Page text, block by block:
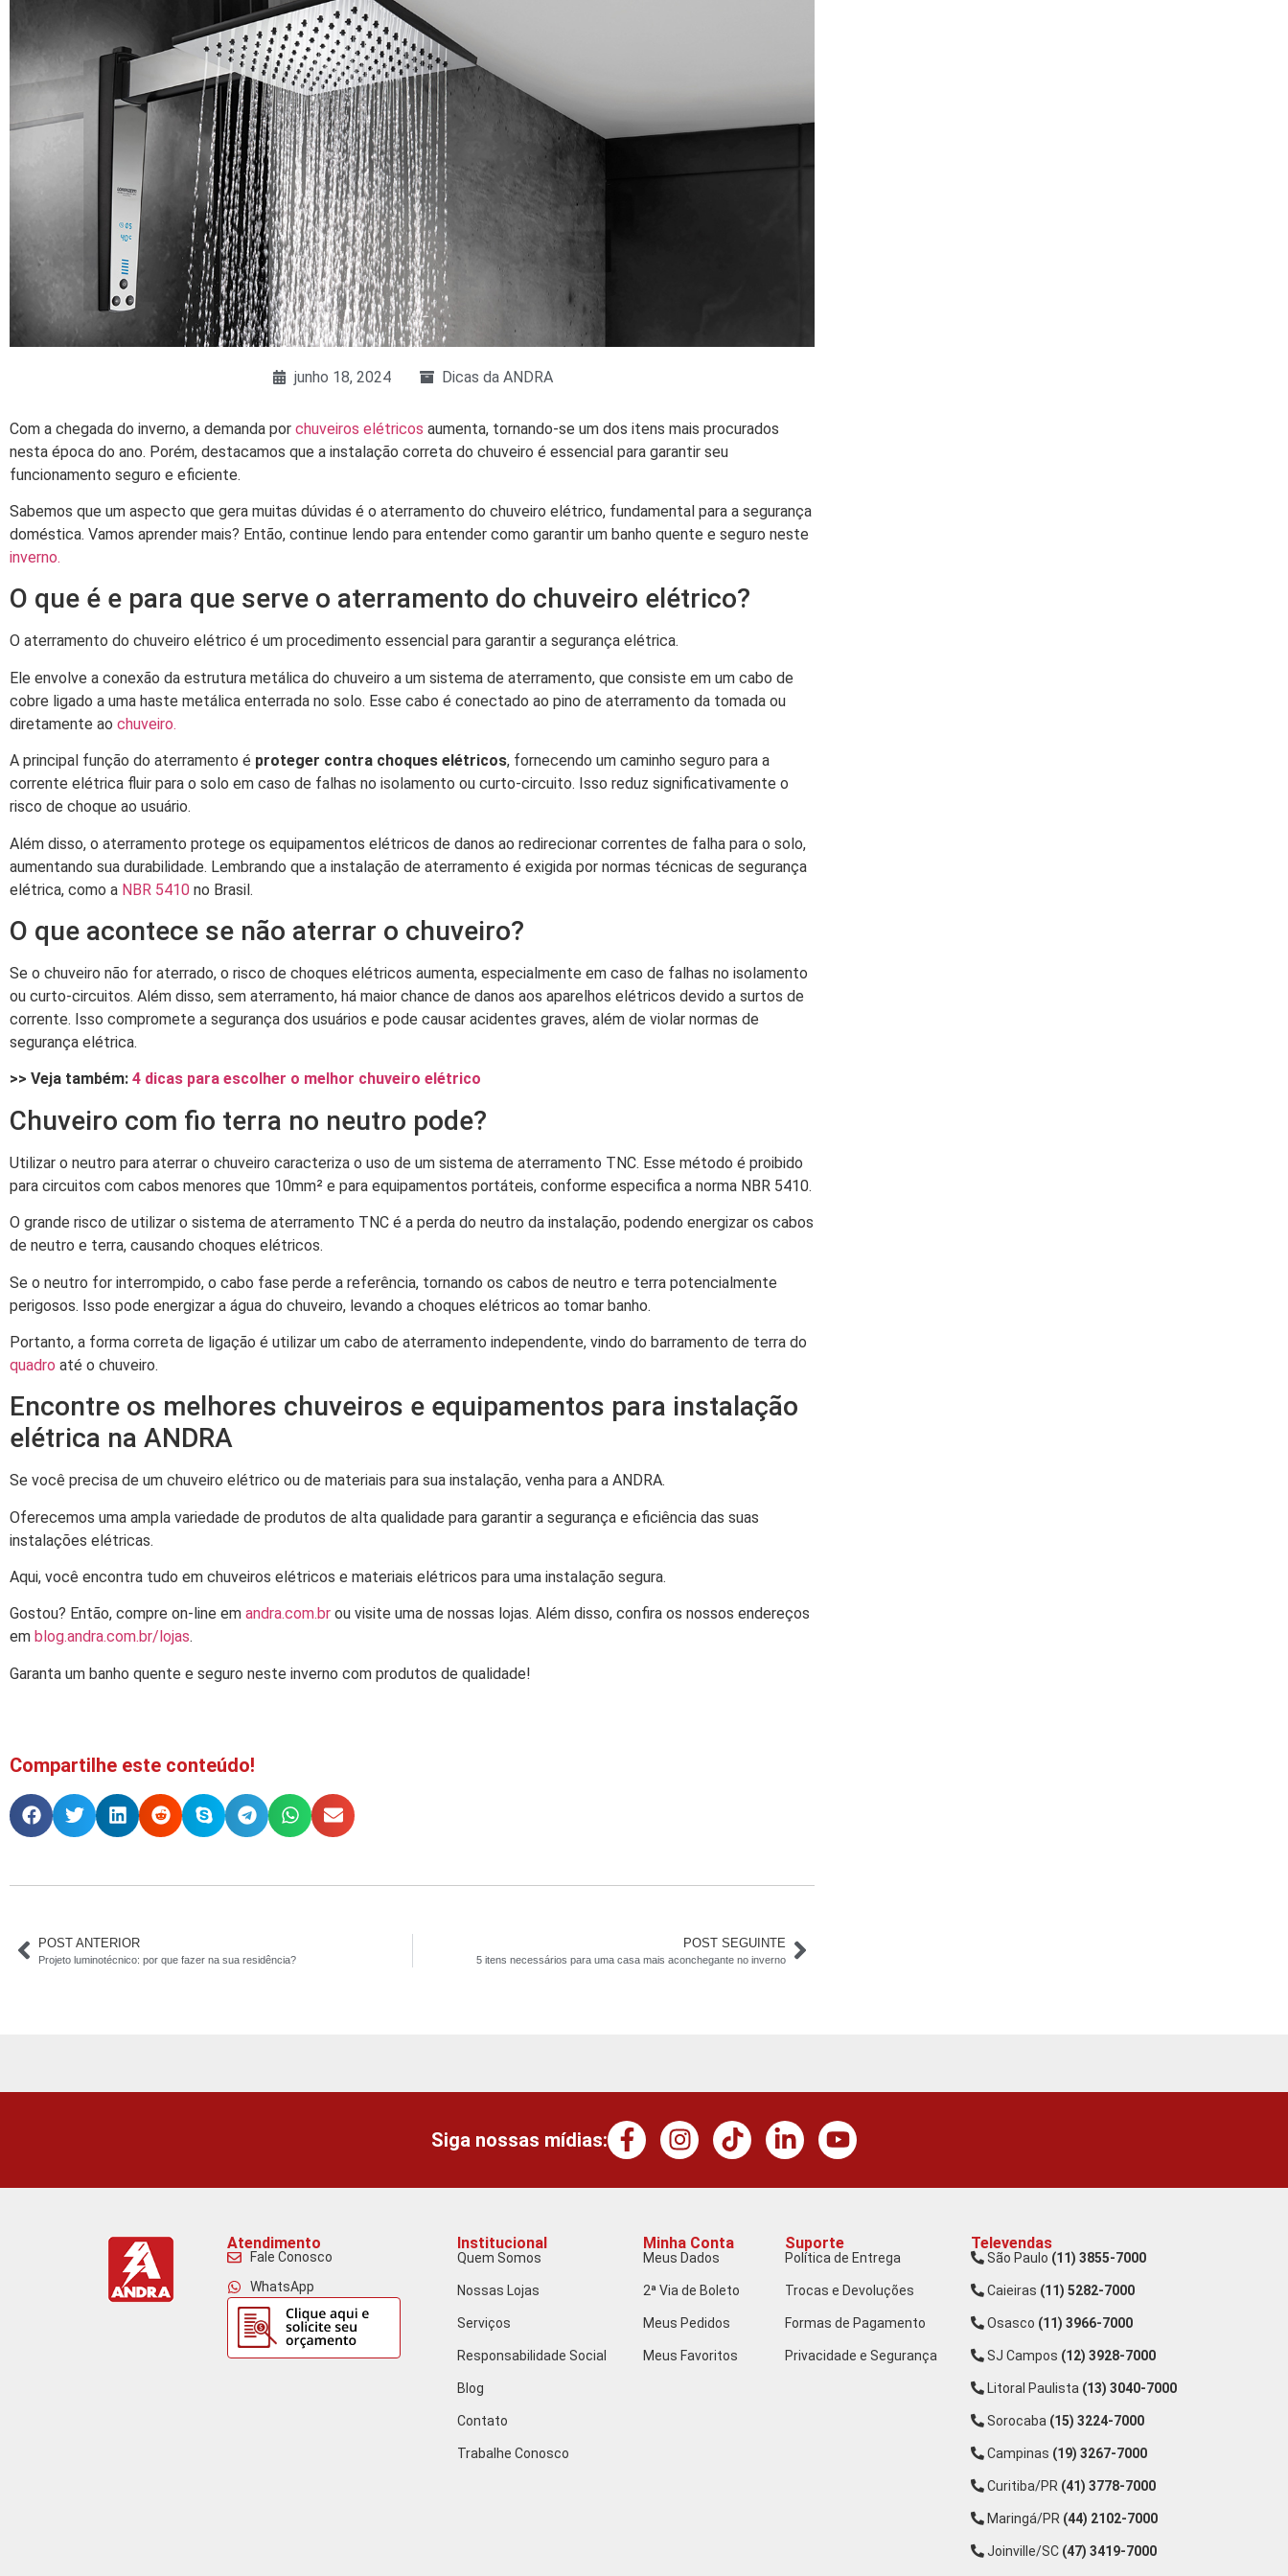
junho 18, 2024 Dicas da ANDRA
Com a chegada do inverno, a demanda por chuveiros elétricos aumenta, tornando-se um dos itens mais procurados
nesta época do ano. Porém, destacamos que a instalação correta do chuveiro é essencial para garantir seu
funcionamento seguro e eficiente.
Sabemos que um aspecto que gera muitas dúvidas é o aterramento do chuveiro elétrico, fundamental para a segurança
doméstica. Vamos aprender mais? Então, continue lendo para entender como garantir um banho quente e seguro neste
inverno.
O que é e para que serve o aterramento do chuveiro elétrico?
O aterramento do chuveiro elétrico é um procedimento essencial para garantir a segurança elétrica.
Ele envolve a conexão da estrutura metálica do chuveiro a um sistema de aterramento, que consiste em um cabo de
cobre ligado a uma haste metálica enterrada no solo. Esse cabo é conectado ao pino de aterramento da tomada ou
diretamente ao chuveiro.
A principal função do aterramento é proteger contra choques elétricos, fornecendo um caminho seguro para a
corrente elétrica fluir para o solo em caso de falhas no isolamento ou curto-circuito. Isso reduz significativamente o
risco de choque ao usuário.
Além disso, o aterramento protege os equipamentos elétricos de danos ao redirecionar correntes de falha para o solo,
aumentando sua durabilidade. Lembrando que a instalação de aterramento é exigida por normas técnicas de segurança
elétrica, como a NBR 5410 no Brasil.
O que acontece se não aterrar o chuveiro?
Se o chuveiro não for aterrado, o risco de choques elétricos aumenta, especialmente em caso de falhas no isolamento
ou curto-circuitos. Além disso, sem aterramento, há maior chance de danos aos aparelhos elétricos devido a surtos de
corrente. Isso compromete a segurança dos usuários e pode causar acidentes graves, além de violar normas de
segurança elétrica.
>> Veja também: 4 dicas para escolher o melhor chuveiro elétrico
Chuveiro com fio terra no neutro pode?
Utilizar o neutro para aterrar o chuveiro caracteriza o uso de um sistema de aterramento TNC. Esse método é proibido
para circuitos com cabos menores que 10mm² e para equipamentos portáteis, conforme especifica a norma NBR 5410.
O grande risco de utilizar o sistema de aterramento TNC é a perda do neutro da instalação, podendo energizar os cabos
de neutro e terra, causando choques elétricos.
Se o neutro for interrompido, o cabo fase perde a referência, tornando os cabos de neutro e terra potencialmente
perigosos. Isso pode energizar a água do chuveiro, levando a choques elétricos ao tomar banho.
Portanto, a forma correta de ligação é utilizar um cabo de aterramento independente, vindo do barramento de terra do
quadro até o chuveiro.
Encontre os melhores chuveiros e equipamentos para instalação
elétrica na ANDRA
Se você precisa de um chuveiro elétrico ou de materiais para sua instalação, venha para a ANDRA.
Oferecemos uma ampla variedade de produtos de alta qualidade para garantir a segurança e eficiência das suas
instalações elétricas.
Aqui, você encontra tudo em chuveiros elétricos e materiais elétricos para uma instalação segura.
Gostou? Então, compre on-line em andra.com.br ou visite uma de nossas lojas. Além disso, confira os nossos endereços
em blog.andra.com.br/lojas.
Garanta um banho quente e seguro neste inverno com produtos de qualidade!
Compartilhe este conteúdo!
POST ANTERIOR
Projeto luminotécnico: por que fazer na sua residência?
POST SEGUINTE
5 itens necessários para uma casa mais aconchegante no inverno
Siga nossas mídias:
Atendimento
Fale Conosco
WhatsApp
Institucional
Quem Somos
Nossas Lojas
Serviços
Responsabilidade Social
Blog
Contato
Trabalhe Conosco
Minha Conta
Meus Dados
2ª Via de Boleto
Meus Pedidos
Meus Favoritos
Suporte
Política de Entrega
Trocas e Devoluções
Formas de Pagamento
Privacidade e Segurança
Televendas
São Paulo (11) 3855-7000
Caieiras (11) 5282-7000
Osasco (11) 3966-7000
SJ Campos (12) 3928-7000
Litoral Paulista (13) 3040-7000
Sorocaba (15) 3224-7000
Campinas (19) 3267-7000
Curitiba/PR (41) 3778-7000
Maringá/PR (44) 2102-7000
Joinville/SC (47) 3419-7000